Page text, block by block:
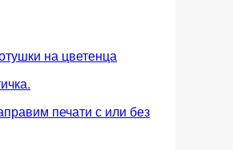
на цветенца
печати с или без